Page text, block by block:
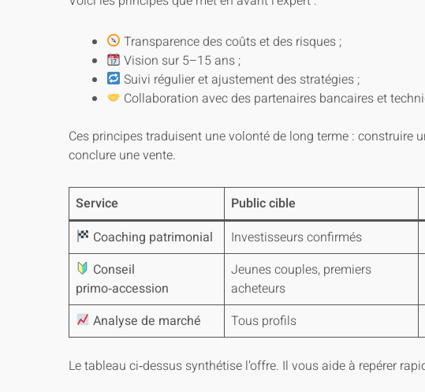
Transparence des coûts et des risques ;
Vision sur 5–15 ans ;
Suivi régulier et ajustement des stratégies ;
Collaboration avec des partenaires bancaires et
Ces principes traduisent une volonté de long terme : construire
conclure une vente.
Service Public cible
Coaching patrimonial
Investisseurs confirmés
Conseil
primo‑accession
Jeunes couples, premiers
acheteurs
Analyse de marché
Tous profils
Le tableau ci‑dessus synthétise l’offre. Il vous aide à repérer